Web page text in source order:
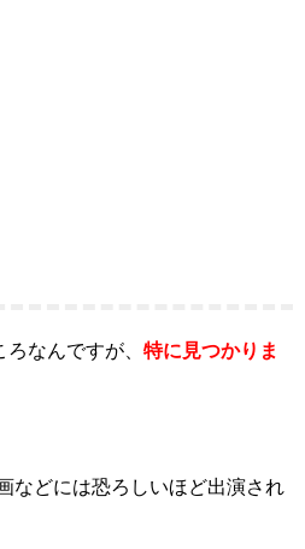
なんですが、 特に見つかりま
などには恐ろしいほど出演され